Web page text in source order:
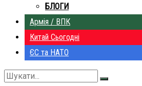
БЛОГИ
Армія / ВПК
Китай Сьогодні
ЄС та НАТО